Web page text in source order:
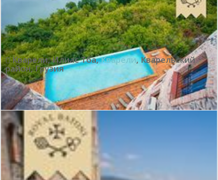
Превосходно: 9.2
Показать все отзывы
Кварели, Илиас Тба,Кварели,Кварельский
район,Грузия